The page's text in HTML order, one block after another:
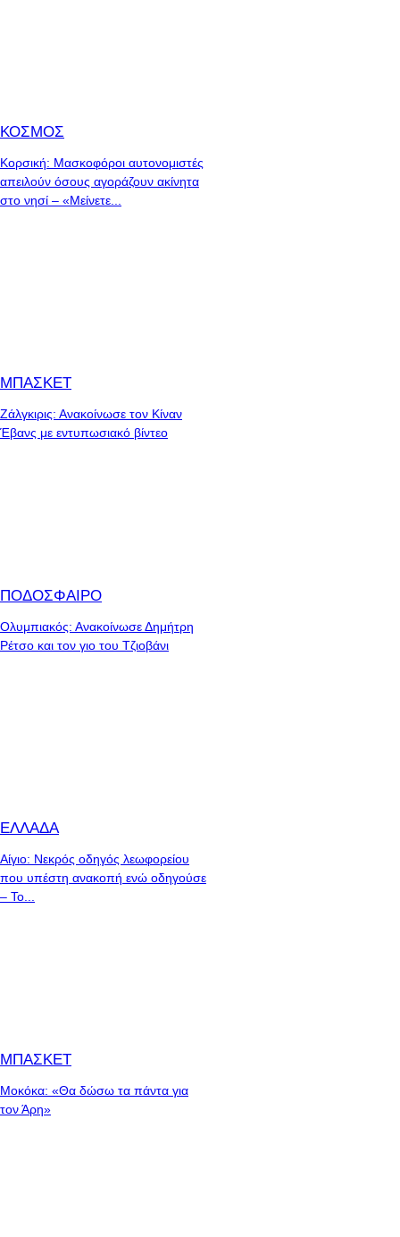
ΚΟΣΜΟΣ
Κορσική: Μασκοφόροι αυτονομιστές
απειλούν όσους αγοράζουν ακίνητα
στο νησί – «Μείνετε...
ΜΠΑΣΚΕΤ
Ζάλγκιρις: Ανακοίνωσε τον Κίναν
Έβανς με εντυπωσιακό βίντεο
ΠΟΔΟΣΦΑΙΡΟ
Ολυμπιακός: Ανακοίνωσε Δημήτρη
Ρέτσο και τον γιο του Τζιοβάνι
ΕΛΛΑΔΑ
Αίγιο: Νεκρός οδηγός λεωφορείου
που υπέστη ανακοπή ενώ οδηγούσε
– Το...
ΜΠΑΣΚΕΤ
Μοκόκα: «Θα δώσω τα πάντα για
τον Άρη»